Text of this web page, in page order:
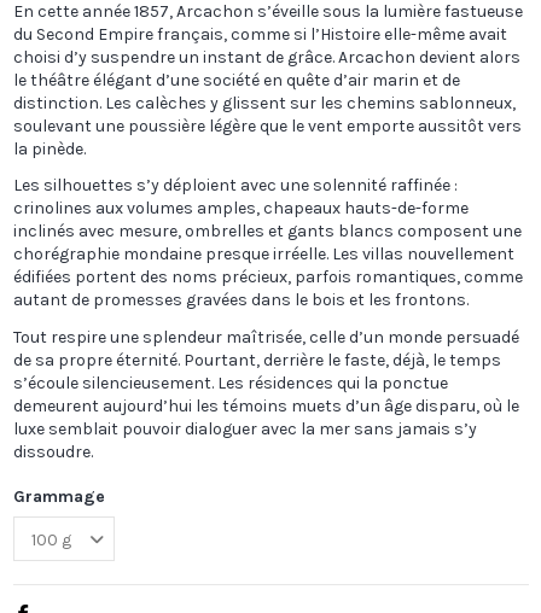
En cette année 1857, Arcachon s’éveille sous la lumière fastueuse
du Second Empire français, comme si l’Histoire elle-même avait
choisi d’y suspendre un instant de grâce.Arcachon devient alors
le théâtre élégant d’une société en quête d’air marin et de
distinction. Les calèches y glissent sur les chemins sablonneux,
soulevant une poussière légère que le vent emporte aussitôt vers
la pinède.
Les silhouettes s’y déploient avec une solennité raffinée :
crinolines aux volumes amples, chapeaux hauts-de-forme
inclinés avec mesure, ombrelles et gants blancs composent une
chorégraphie mondaine presque irréelle. Les villas nouvellement
édifiées portent des noms précieux, parfois romantiques, comme
autant de promesses gravées dans le bois et les frontons.
Tout respire une splendeur maîtrisée, celle d’un monde persuadé
de sa propre éternité. Pourtant, derrière le faste, déjà, le temps
s’écoule silencieusement. Les résidences qui la ponctue
demeurent aujourd’hui les témoins muets d’un âge disparu, où le
luxe semblait pouvoir dialoguer avec la mer sans jamais s’y
dissoudre.
Grammage